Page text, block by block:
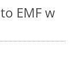
EMF w